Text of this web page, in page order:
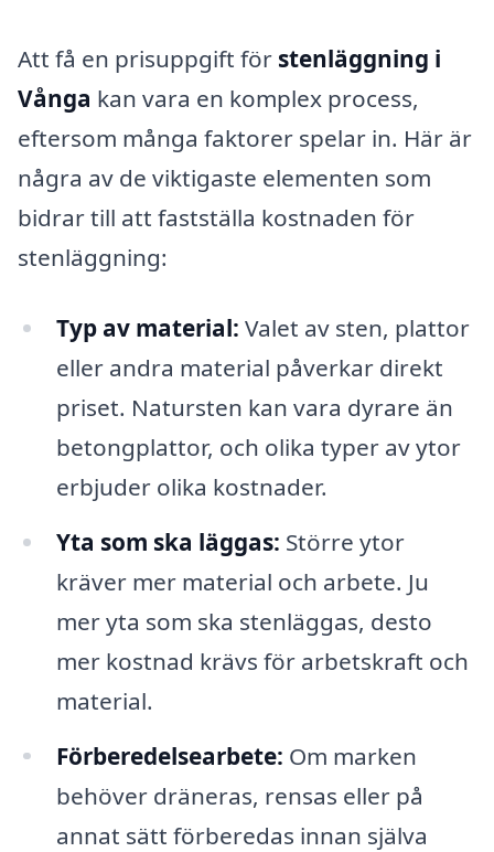
Att få en prisuppgift för stenläggning i
Vånga kan vara en komplex process,
eftersom många faktorer spelar in. Här är
några av de viktigaste elementen som
bidrar till att fastställa kostnaden för
stenläggning:
Typ av material: Valet av sten, plattor
eller andra material påverkar direkt
priset. Natursten kan vara dyrare än
betongplattor, och olika typer av ytor
erbjuder olika kostnader.
Yta som ska läggas: Större ytor
kräver mer material och arbete. Ju
mer yta som ska stenläggas, desto
mer kostnad krävs för arbetskraft och
material.
Förberedelsearbete: Om marken
behöver dräneras, rensas eller på
annat sätt förberedas innan själva